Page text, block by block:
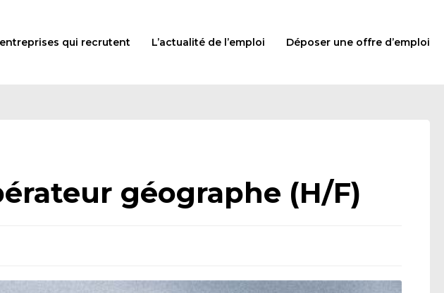
qui recrutent L’actualité de l’emploi Déposer une offre d’emploi
géographe (H/F)